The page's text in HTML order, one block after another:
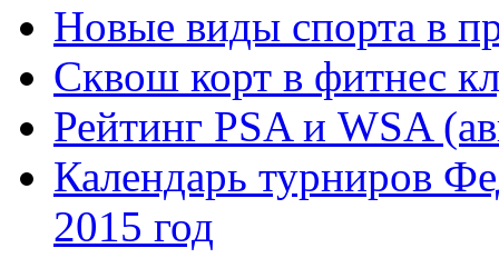
Новые виды спорта в
Сквош корт в фитнес
Рейтинг PSA и WSA
Календарь турниров
2015 год